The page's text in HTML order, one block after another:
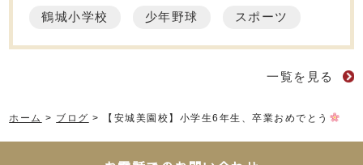
鶴城小学校 少年野球 スポーツ
一覧を見る
ホーム > ブログ > 【安城美園校】小学生6年生、卒業おめでとう